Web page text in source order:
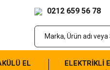
0212 659 56 78
EL
ELEKTRİKLİ